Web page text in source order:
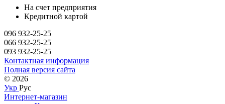
На счет предприятия
Кредитной картой
096 932-25-25
066 932-25-25
093 932-25-25
Контактная информация
Полная версия сайта
© 2026
Укр Рус
Интернет-магазин